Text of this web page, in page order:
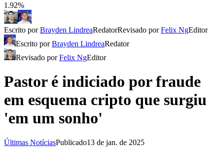
1.92%
Escrito porBrayden LindreaRedatorRevisado porFelix NgEditor
Escrito porBrayden LindreaRedator
Revisado porFelix NgEditor
Pastor é indiciado por fraude
em esquema cripto que surgiu
'em um sonho'
Últimas NotíciasPublicado13 de jan. de 2025